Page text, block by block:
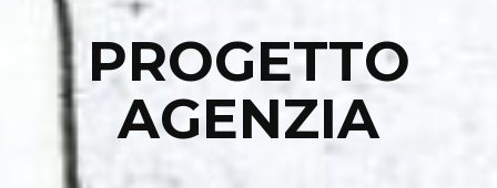
PROGETTO
AGENZIA